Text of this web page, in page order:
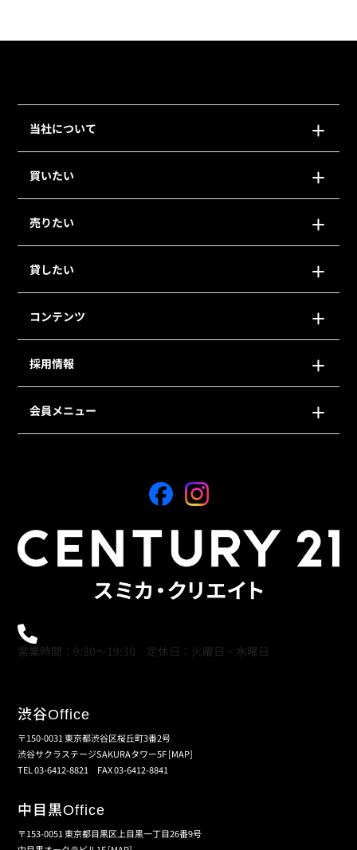
当社について
買いたい
売りたい
貸したい
コンテンツ
採用情報
会員メニュー
営業時間：9:30～19:30 定休日：火曜日・水曜日
渋谷Office
〒150-0031 東京都渋谷区桜丘町3番2号
渋谷サクラステージSAKURAタワー5F[MAP]
TEL 03-6412-8821 FAX 03-6412-8841
中目黒Office
〒153-0051 東京都目黒区上目黒一丁目26番9号